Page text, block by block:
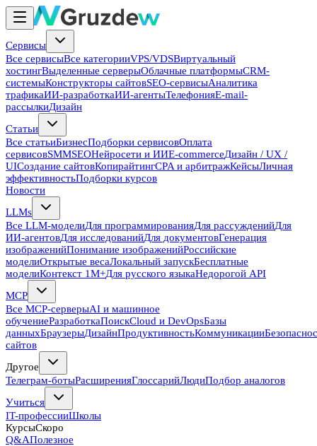
Сервисы
Все сервисыВсе категорииVPS/VDSВиртуальный
хостингВыделенные серверыОблачные платформыCRM-
системыКонструкторы сайтовSEO-сервисыАналитика
трафикаИИ-разработкаИИ-агентыТелефонияE-mail-
рассылкиДизайн
Статьи
Все статьиБизнесПодборки сервисовОплата
сервисовSMMSEOНейросети и ИИE-commerceДизайн / UX /
UIСоздание сайтовКопирайтингCPA и арбитражКейсыЛичная
эффективностьПодборки курсов
Новости
LLMs
Все LLM-моделиДля программированияДля рассужденийДля
ИИ-агентовДля исследованийДля документовГенерация
изображенийПонимание изображенийРоссийские
моделиОткрытые весаЛокальный запускБесплатные
моделиКонтекст 1M+Для русского языкаНедорогой API
MCP
Все MCP-серверыAI и машинное
обучениеРазработкаПоискCloud и DevOpsБазы
данныхБраузерыДизайнПродуктивностьКоммуникации
сайтов
Другое
Телеграм-ботыРасширенияГлоссарийЛюдиПодбор аналогов
Учиться
IT-профессииШколы
КурсыСкоро
Q&AПолезное